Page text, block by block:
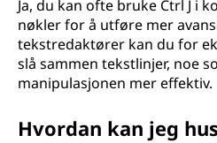
Ja, du kan ofte bruke Ctrl J i
nøkler for å utføre mer
tekstredaktører kan du for
slå sammen tekstlinjer, noe
manipulasjonen mer effektiv.
Hvordan kan jeg